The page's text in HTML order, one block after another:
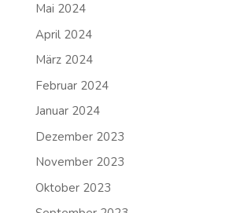
Mai 2024
April 2024
März 2024
Februar 2024
Januar 2024
Dezember 2023
November 2023
Oktober 2023